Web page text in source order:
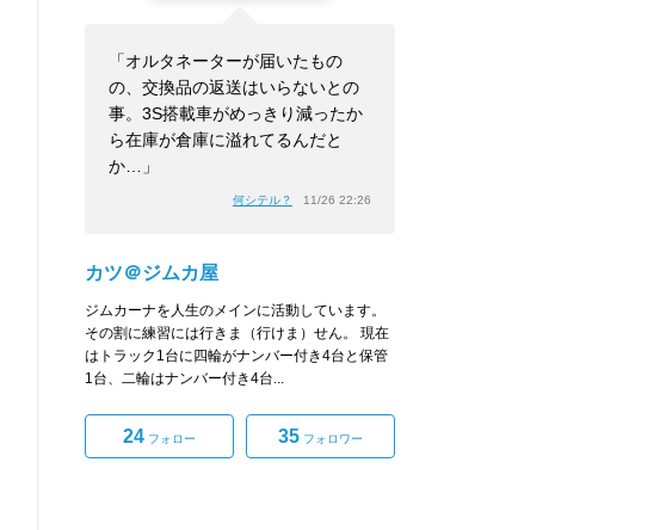
「オルタネーターが届いたもの
の、交換品の返送はいらないとの
事。3S搭載車がめっきり減ったか
ら在庫が倉庫に溢れてるんだと
か…」
何シテル？ 11/26 22:26
カツ＠ジムカ屋
ジムカーナを人生のメインに活動しています。
その割に練習には行きま（行けま）せん。 現在
はトラック1台に四輪がナンバー付き4台と保管
1台、二輪はナンバー付き4台...
24 フォロー 35 フォロワー